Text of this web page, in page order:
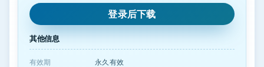
登录后下载
其他信息
有效期 永久有效